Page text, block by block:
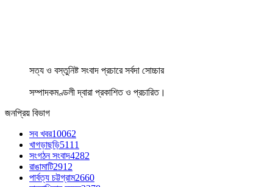
সত্য ও বস্তুনিষ্ট সংবাদ প্রচারে সর্বদা সোচ্চার
সম্পাদকমণ্ডলী দ্বারা প্রকাশিত ও প্রচারিত।
জনপ্রিয় বিভাগ
সব খবর10062
খাগড়াছড়ি5111
সংগঠন সংবাদ4282
রাঙামাটি2912
পার্বত্য চট্টগ্রাম2660